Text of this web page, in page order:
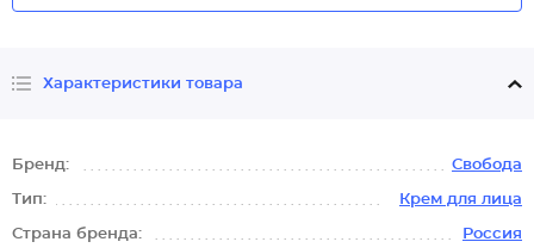
Характеристики товара
Бренд: Свобода
Тип: Крем для лица
Страна бренда: Россия